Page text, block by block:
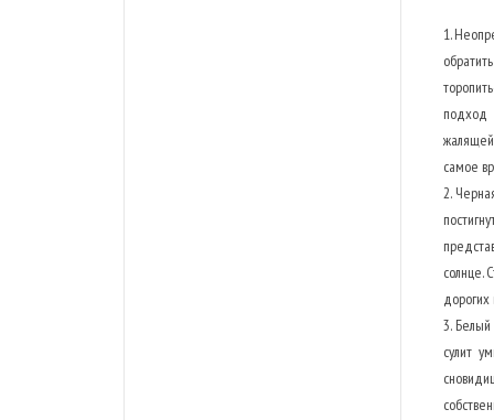
подход
самое
солнце.
Белый
сулит